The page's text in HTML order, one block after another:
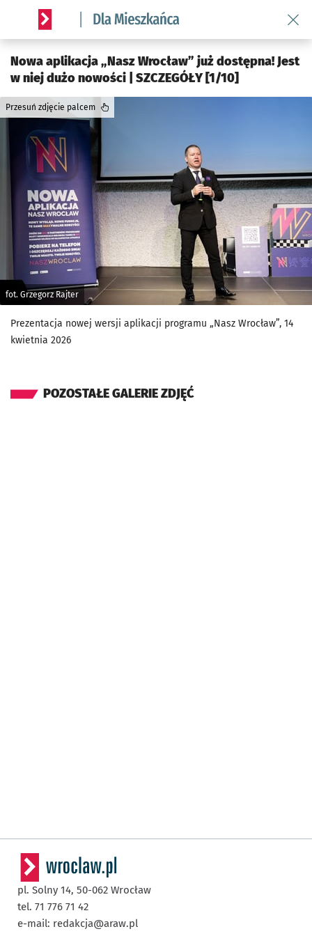
Serwis informacyjny wroclaw.pl podserwis: Dla mieszkańca
Nowa aplikacja „Nasz Wrocław” już dostępna! Jest
w niej dużo nowości | SZCZEGÓŁY [1/10]
fot. Grzegorz Rajter
Przesuń zdjęcie palcem
Prezentacja nowej wersji aplikacji programu „Nasz Wrocław”, 14
kwietnia 2026
POZOSTAŁE GALERIE ZDJĘĆ
pl. Solny 14, 50-062 Wrocław
tel. 71 776 71 42
e-mail: redakcja@araw.pl